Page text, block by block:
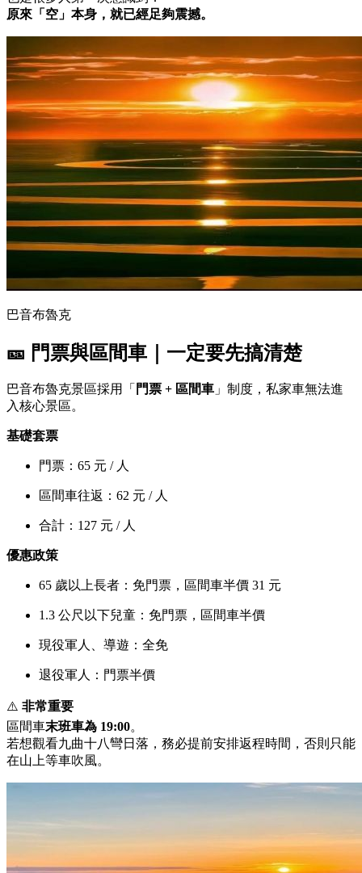
原來「空」本身，就已經足夠震撼。
巴音布魯克
🎫 門票與區間車｜一定要先搞清楚
巴音布魯克景區採用「 門票 + 區間車 」制度，私家車無法進
入核心景區。
基礎套票
門票：65 元 / 人
區間車往返：62 元 / 人
合計：127 元 / 人
優惠政策
65 歲以上長者：免門票，區間車半價 31 元
1.3 公尺以下兒童：免門票，區間車半價
現役軍人、導遊：全免
退役軍人：門票半價
⚠️ 非常重要
區間車末班車為 19:00。
若想觀看九曲十八彎日落，務必提前安排返程時間，否則只能
在山上等車吹風。